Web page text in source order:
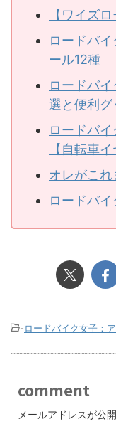
【ワイズ
ロードバ
ール12種
ロードバ
選と便利グ
ロードバ
【自転車
オレがこ
ロードバ
-ロードバイク女子：
comment
メールアドレスが公